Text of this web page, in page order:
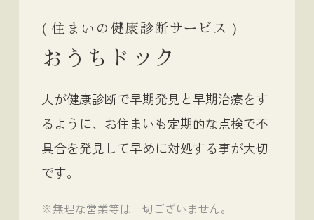
( 住まいの健康診断サービス )
おうちドック
人が健康診断で早期発見と早期治療をす
るように、 お住まいも定期的な点検で不
具合を発見して早めに対処する事が大切
です。
※無理な営業等は一切ございません。